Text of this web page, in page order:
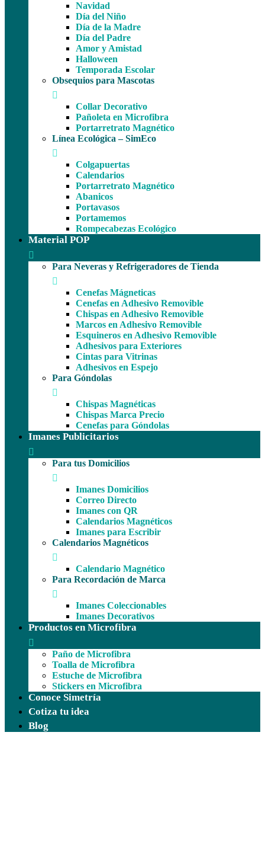
Navidad
Día del Niño
Día de la Madre
Día del Padre
Amor y Amistad
Halloween
Temporada Escolar
Obsequios para Mascotas
Collar Decorativo
Pañoleta en Microfibra
Portarretrato Magnético
Línea Ecológica – SimEco
Colgapuertas
Calendarios
Portarretrato Magnético
Abanicos
Portavasos
Portamemos
Rompecabezas Ecológico
Material POP
Para Neveras y Refrigeradores de Tienda
Cenefas Mágneticas
Cenefas en Adhesivo Removible
Chispas en Adhesivo Removible
Marcos en Adhesivo Removible
Esquineros en Adhesivo Removible
Adhesivos para Exteriores
Cintas para Vitrinas
Adhesivos en Espejo
Para Góndolas
Chispas Magnéticas
Chispas Marca Precio
Cenefas para Góndolas
Imanes Publicitarios
Para tus Domicilios
Imanes Domicilios
Correo Directo
Imanes con QR
Calendarios Magnéticos
Imanes para Escribir
Calendarios Magnéticos
Calendario Magnético
Para Recordación de Marca
Imanes Coleccionables
Imanes Decorativos
Productos en Microfibra
Paño de Microfibra
Toalla de Microfibra
Estuche de Microfibra
Stickers en Microfibra
Conoce Simetría
Cotiza tu idea
Blog